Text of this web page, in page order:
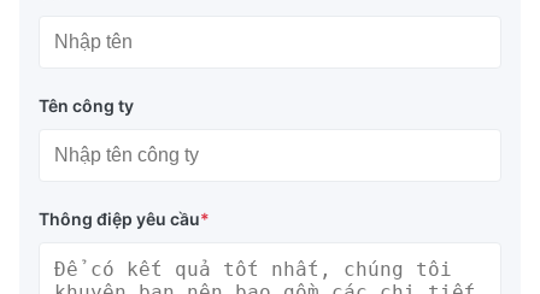
Tên công ty
Thông điệp yêu cầu*